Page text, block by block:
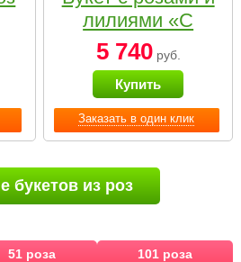
Заказать в один клик
лилиями «С
наилучшими
пожеланиями»
5 740руб.
Купить
букетов из роз
51 роза
101 роза